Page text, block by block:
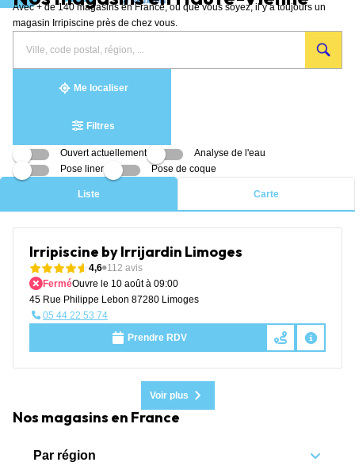
Aller au contenu
Avec + de 140 magasins en France, où que vous soyez, il y a toujours un
magasin Irripiscine près de chez vous.
Rechercher
Veuillez
renseigner
{{count}}
résultat(s)
Me localiser
Filtres
Ouvert actuellement
Analyse de l'eau
Pose liner
Pose de coque
Liste Carte
Irripiscine by Irrijardin Limoges
4,6 112 avis
FerméOuvre le 10 août à 09:00
45 Rue Philippe Lebon 87280 Limoges
05 44 22 53 74
Prendre RDV
Voir plus
Nos magasins en France
Par région